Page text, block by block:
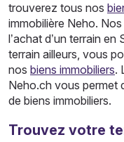
trouverez tous nos
immobilière Neho.
l’achat d’un terrain
terrain ailleurs, vous
nos biens immobiliers.
Neho.ch vous permet
de biens immobiliers.
Trouvez votre